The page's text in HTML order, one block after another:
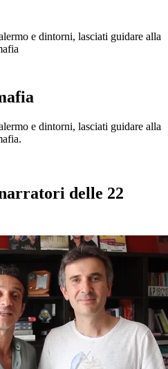
e dintorni, lasciati guidare alla
e dintorni, lasciati guidare alla
delle 22